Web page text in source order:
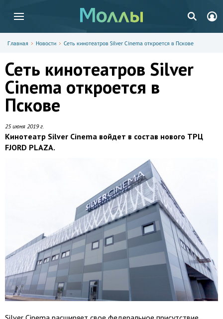
Главная Новости Сеть кинотеатров Silver Cinema откроется в Пскове
Сеть кинотеатров Silver
Cinema откроется в
Пскове
25 июня 2019 г.
Кинотеатр Silver Cinema войдет в состав нового ТРЦ
FJORD PLAZA.